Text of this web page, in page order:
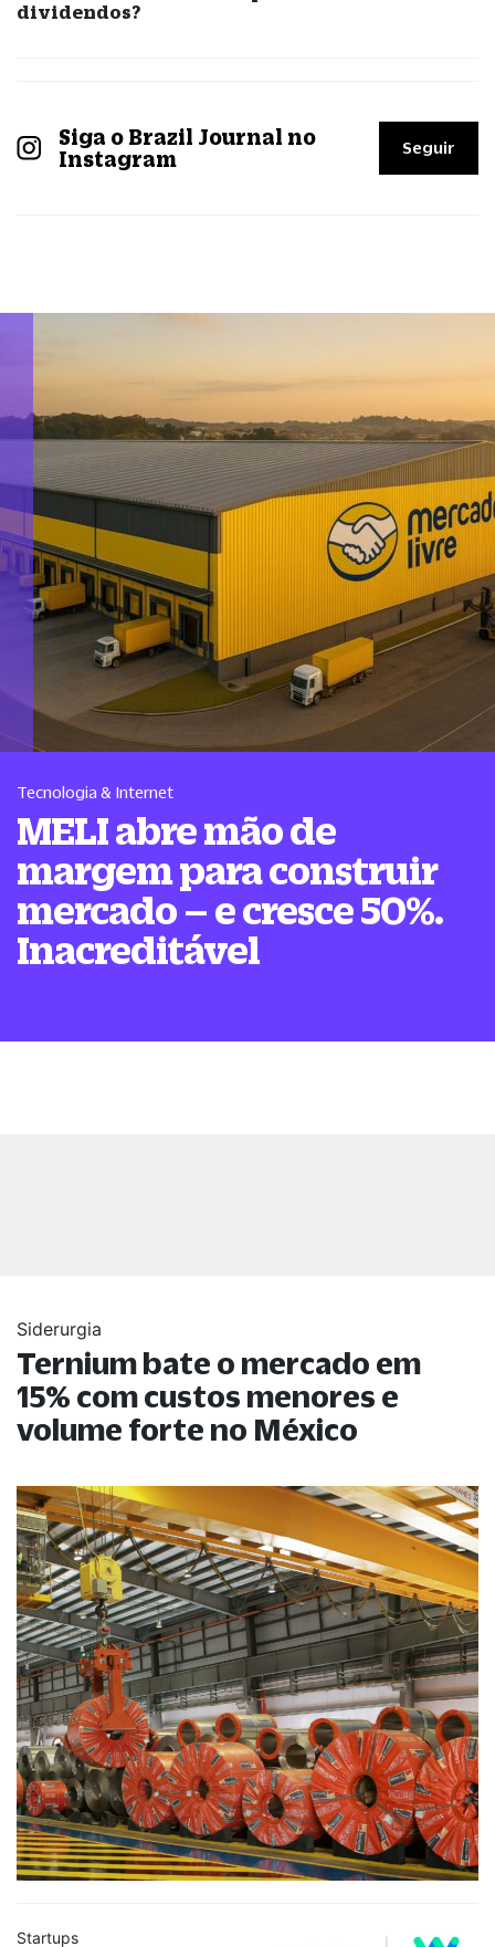
dividendos?
Siga o Brazil Journal no
Instagram
Seguir
Tecnologia & Internet
MELI abre mão de
margem para construir
mercado – e cresce 50%.
Inacreditável
Siderurgia
Ternium bate o mercado em
15% com custos menores e
volume forte no México
Startups